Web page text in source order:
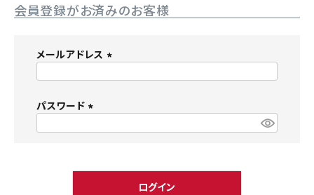
ブランド別に探す
目的別に探す
SNS
ようこそ ゲスト 様
会員登録がお済みのお客様
メールアドレス
パスワード
)
ログイン